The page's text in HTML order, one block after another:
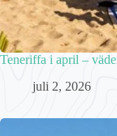
Teneriffa i april –
juli 2, 2026